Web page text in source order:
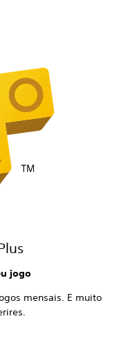
jogo
mensais. E muito